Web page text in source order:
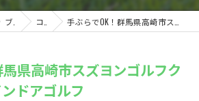
ブログ コラム 手ぶらでOK！群馬県高崎市スズヨンゴルフクラブの便利なインドアゴルフ
馬県高崎市スズヨンゴルフク
ドアゴルフ